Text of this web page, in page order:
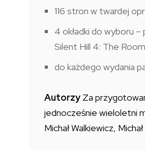
116 stron w twardej
4 okładki do wyboru
Silent Hill 4: The Room
do każdego wydania
Autorzy Za
jednocześnie wieloletni
Michał Walkiewicz,